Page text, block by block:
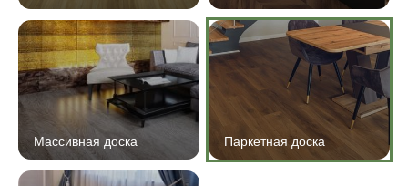
Массивная доска Паркетная доска